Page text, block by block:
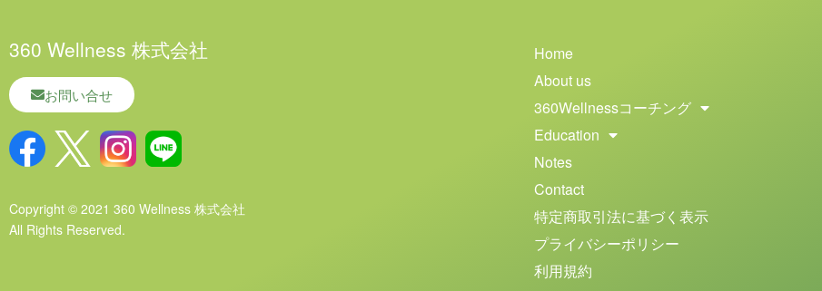
360 Wellness 株式会社
お問い合せ
Copyright © 2021 360 Wellness 株式会社
All Rights Reserved.
Home
About us
360Wellnessコーチング
Education
Notes
Contact
特定商取引法に基づく表示
プライバシーポリシー
利用規約